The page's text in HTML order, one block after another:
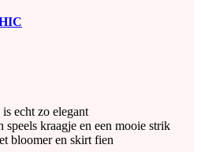
echt zo elegant
speels kraagje en een mooie strik
bloomer en skirt fien